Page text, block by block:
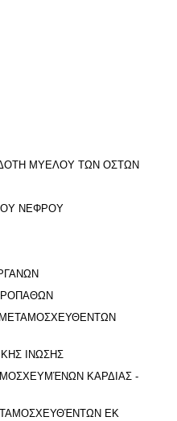
ΜΥΕΛΟΥ ΤΩΝ ΟΣΤΩΝ
ΝΕΦΡΟΥ
ΙΝΩΣΗΣ
ΚΑΡΔΙΑΣ -
ΕΚ